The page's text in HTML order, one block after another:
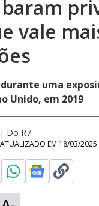
vale
uma
Unido, em 2019
| Do R7
EM 18/03/2025